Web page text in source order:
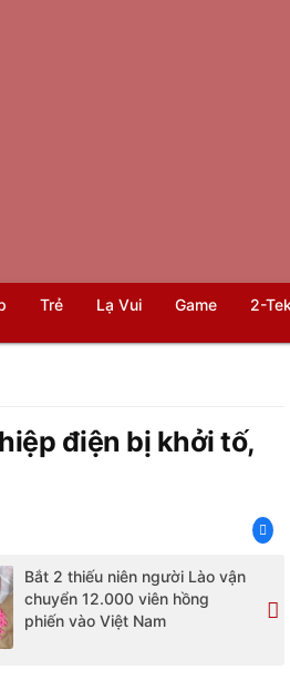
Trẻ Lạ Vui Game 2-
điện bị khởi tố,
Bắt 2 thiếu niên người Lào vận
chuyển 12.000 viên hồng
phiến vào Việt Nam